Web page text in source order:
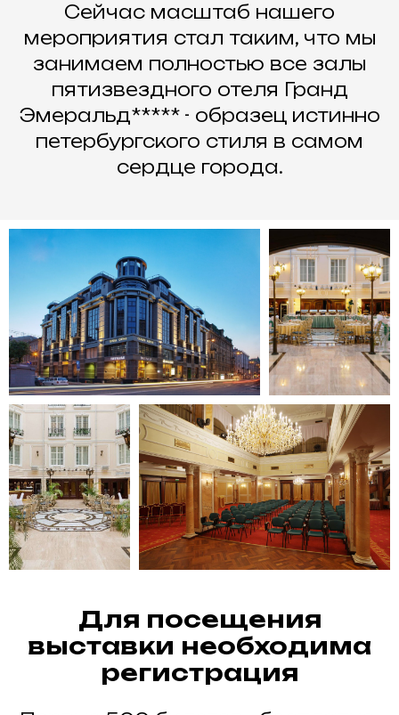
Сейчас масштаб нашего
мероприятия стал таким, что мы
занимаем полностью все залы
пятизвездного отеля Гранд
Эмеральд***** - образец истинно
петербургского стиля в самом
сердце города.
Для посещения
выставки необходима
регистрация